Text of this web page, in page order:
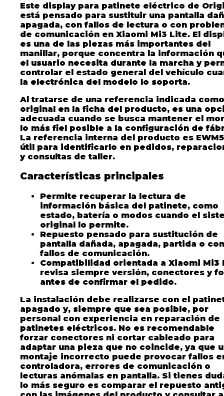
Este display para patinete eléctrico de
está pensado para sustituir una pantalla
apagada, con fallos de lectura o con
de comunicación en Xiaomi Mi3 Lite. El
es una de las piezas más importantes del
manillar, porque concentra la información
el usuario necesita durante la marcha y
controlar el estado general del vehículo
la electrónica del modelo lo soporta.
Al tratarse de una referencia indicada como
original en la ficha del producto, es una
adecuada cuando se busca mantener el
lo más fiel posible a la configuración de
La referencia interna del producto es
útil para identificarlo en pedidos,
y consultas de taller.
Características principales
Permite recuperar la lectura de
información básica del patinete, como
estado, batería o modos cuando el
original lo permite.
Repuesto pensado para sustitución de
pantalla dañada, apagada, partida o con
fallos de comunicación.
Compatibilidad orientada a Xiaomi Mi3
revisa siempre versión, conectores y
antes de confirmar el pedido.
La instalación debe realizarse con el
apagado y, siempre que sea posible, por
personal con experiencia en reparación de
patinetes eléctricos. No es recomendable
forzar conectores ni cortar cableado para
adaptar una pieza que no coincide, ya que
montaje incorrecto puede provocar fallos
controladora, errores de comunicación o
lecturas anómalas en pantalla. Si tienes
lo más seguro es comparar el repuesto